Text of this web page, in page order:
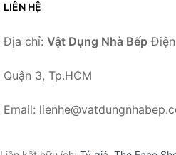
LIÊN HỆ
Địa chỉ: Vật Dụng Nhà Bếp Điện
Quận 3, Tp.HCM
Email: